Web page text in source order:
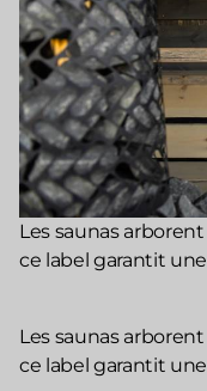
Les saunas
ce label garantit
Les saunas
ce label garantit